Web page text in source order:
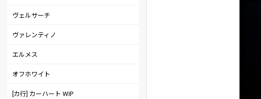
ヴェルサーチ
ヴァレンティノ
エルメス
オフホワイト
[カ行] カーハート WIP